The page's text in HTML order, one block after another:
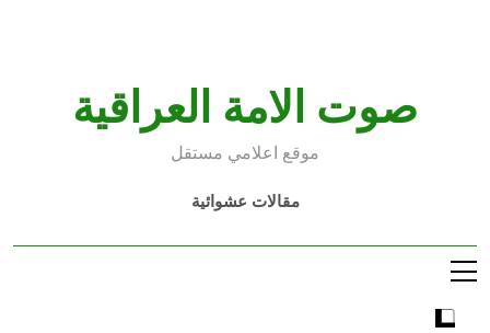
صوت الامة العراقية
موقع اعلامي مستقل
مقالات عشوائية